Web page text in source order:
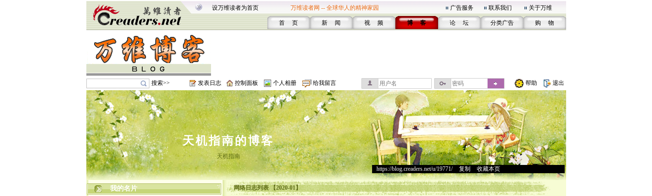
设万维读者为首页 万维读者网 -- 全球华人的精神家园 广告服务 联系我们 关于万维
首 页 新 闻 视 频 博 客 论 坛 分类广告 购 物
搜索>> 发表日志 控制面板 个人相册 给我留言 帮助 退出
天机指南的博客
天机指南
https://blog.creaders.net/u/19771/> 复制 收藏本页
我的名片 网络日志列表 【2020-01】